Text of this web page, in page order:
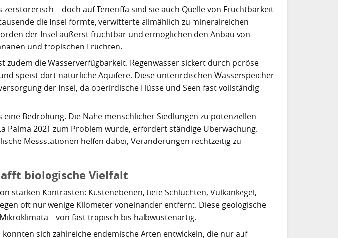
zerstörerisch – doch auf Teneriffa sind sie auch Quelle von Fruchtbarkeit
die Insel formte, verwitterte allmählich zu mineralreichen
der Insel äußerst fruchtbar und ermöglichen den Anbau von
und tropischen Früchten.
zudem die Wasserverfügbarkeit. Regenwasser sickert durch poröse
speist dort natürliche Aquifere. Diese unterirdischen Wasserspeicher
der Insel, da oberirdische Flüsse und Seen fast vollständig
Bedrohung. Die Nähe menschlicher Siedlungen zu potenziellen
Palma 2021 zum Problem wurde, erfordert ständige Überwachung.
Messstationen helfen dabei, Veränderungen rechtzeitig zu
biologische Vielfalt
starken Kontrasten: Küstenebenen, tiefe Schluchten, Vulkankegel,
oft nur wenige Kilometer voneinander entfernt. Diese geologische
– von fast tropisch bis halbwüstenartig.
sich zahlreiche endemische Arten entwickeln, die nur auf